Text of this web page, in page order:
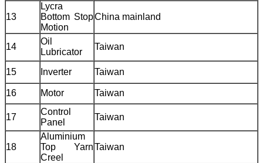
13
Lycra
Bottom Stop
Motion
China mainland
14
Oil
Lubricator
Taiwan
15 Inverter Taiwan
16 Motor Taiwan
17
Control
Panel
Taiwan
18
Aluminium
Top Yarn
Creel
Taiwan